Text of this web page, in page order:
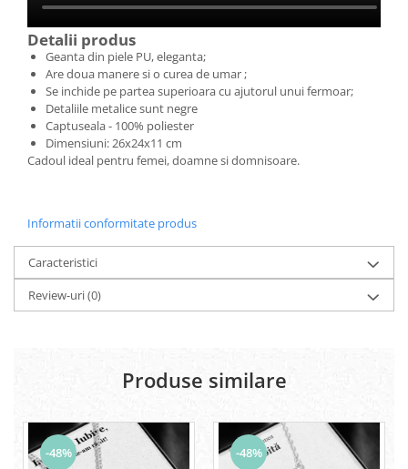
Detalii produs
Geanta din piele PU, eleganta;
Are doua manere si o curea de umar ;
Se inchide pe partea superioara cu ajutorul unui fermoar;
Detaliile metalice sunt negre
Captuseala - 100% poliester
Dimensiuni: 26x24x11 cm
Cadoul ideal pentru femei, doamne si domnisoare.
Informatii conformitate produs
Caracteristici
Review-uri(0)
Produse similare
-48% -48%